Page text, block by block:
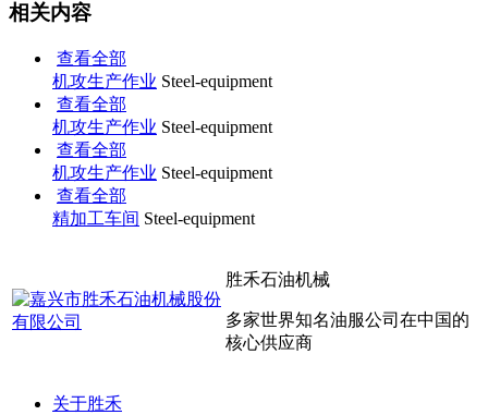
相关内容
查看全部
机攻生产作业 Steel-equipment
查看全部
机攻生产作业 Steel-equipment
查看全部
机攻生产作业 Steel-equipment
查看全部
精加工车间 Steel-equipment
胜禾石油机械
多家世界知名油服公司在中国的
核心供应商
关于胜禾